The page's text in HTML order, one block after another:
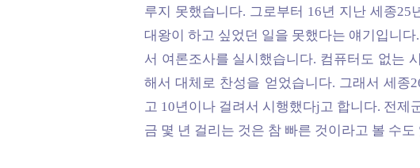
루지 못했습니다. 그로부터 16년 지난 세종
대왕이 하고 싶었던 일을 못했다는 얘기입니
서 여론조사를 실시했습니다. 컴퓨터도 없는
해서 대체로 찬성을 얻었습니다. 그래서 세종
고 10년이나 걸려서 시행했다j고 합니다. 전제
금 몇 년 걸리는 것은 참 빠른 것이라고 볼 수도